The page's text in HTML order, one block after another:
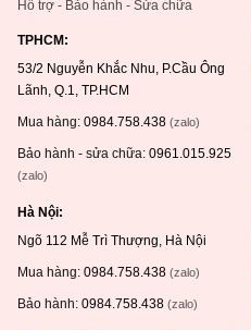
Hỗ trợ - Bảo hành - Sửa chữa
TPHCM:
53/2 Nguyễn Khắc Nhu, P.Cầu Ông
Lãnh, Q.1, TP.HCM
Mua hàng: 0984.758.438 (zalo)
Bảo hành - sửa chữa: 0961.015.925
(zalo)
Hà Nội:
Ngõ 112 Mễ Trì Thượng, Hà Nội
Mua hàng: 0984.758.438 (zalo)
Bảo hành: 0984.758.438 (zalo)